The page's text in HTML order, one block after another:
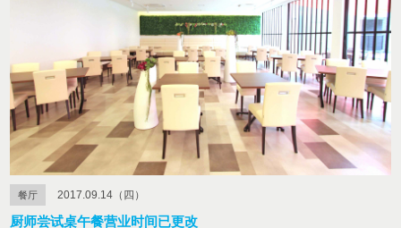
餐厅 2017.09.14（四）
厨师尝试桌午餐营业时间已更改